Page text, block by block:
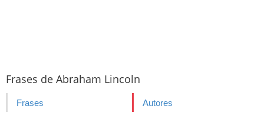
Frases de Abraham Lincoln
Frases Autores